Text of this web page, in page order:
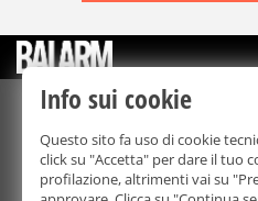
©Copyright
Bmedia Srl-
La riproduzione totale o parziale
forma, su qualsiasi
Balarm.it è una testata
Info sui cookie
Questo sito fa uso di cookie
click su "Accetta" per dare il tuo
profilazione, altrimenti vai su